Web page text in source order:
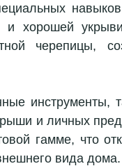
хорошей
черепицы,
инструменты,
и личных
гамме, что
вида дома.